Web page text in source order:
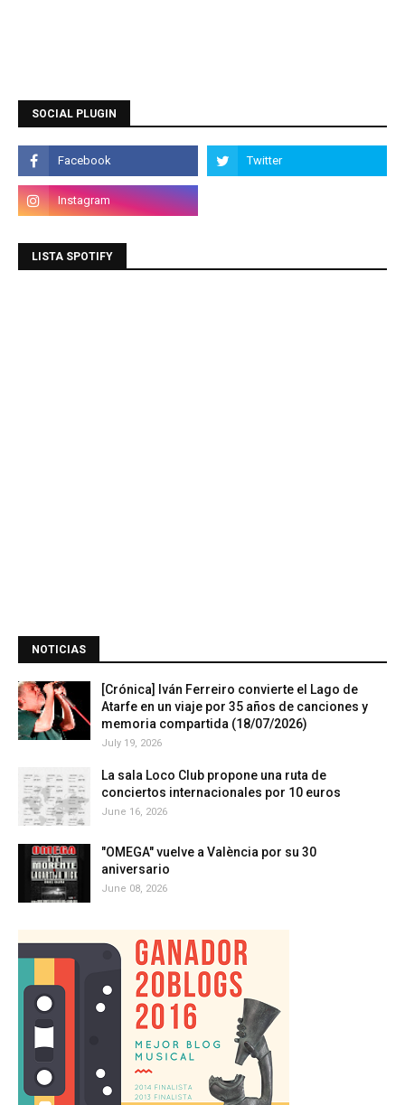
SOCIAL PLUGIN
LISTA SPOTIFY
NOTICIAS
[Crónica] Iván Ferreiro convierte el Lago de
Atarfe en un viaje por 35 años de canciones y
memoria compartida (18/07/2026)
July 19, 2026
La sala Loco Club propone una ruta de
conciertos internacionales por 10 euros
June 16, 2026
"OMEGA" vuelve a València por su 30
aniversario
June 08, 2026